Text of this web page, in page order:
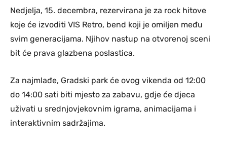
Nedjelja, 15. decembra, rezervirana je za rock hitove
koje će izvoditi VIS Retro, bend koji je omiljen među
svim generacijama. Njihov nastup na otvorenoj sceni
bit će prava glazbena poslastica.
Za najmlađe, Gradski park će ovog vikenda od 12:00
do 14:00 sati biti mjesto za zabavu, gdje će djeca
uživati u srednjovjekovnim igrama, animacijama i
interaktivnim sadržajima.